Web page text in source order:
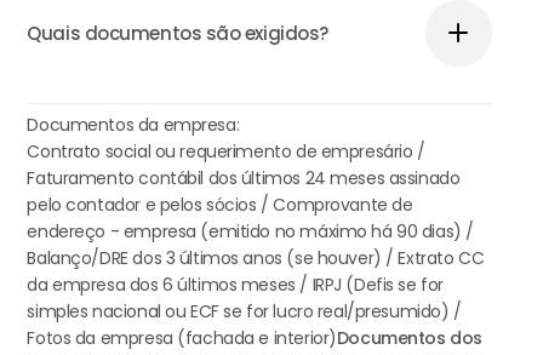
Quais documentos são exigidos?
Documentos da empresa:
Contrato social ou requerimento de empresário /
Faturamento contábil dos últimos 24 meses assinado
pelo contador e pelos sócios / Comprovante de
endereço - empresa (emitido no máximo há 90 dias) /
Balanço/DRE dos 3 últimos anos (se houver) / Extrato CC
da empresa dos 6 últimos meses / IRPJ (Defis se for
simples nacional ou ECF se for lucro real/presumido) /
Fotos da empresa (fachada e interior)Documentos dos